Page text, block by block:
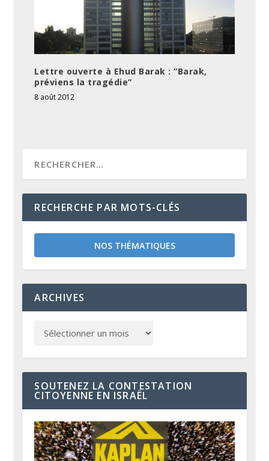
Lettre ouverte à Ehud Barak : “Barak,
préviens la tragédie”
8 août 2012
RECHERCHE PAR MOTS-CLÉS
NOS THÉMATIQUES
ARCHIVES
SOUTENEZ LA CONTESTATION
CITOYENNE EN ISRAËL